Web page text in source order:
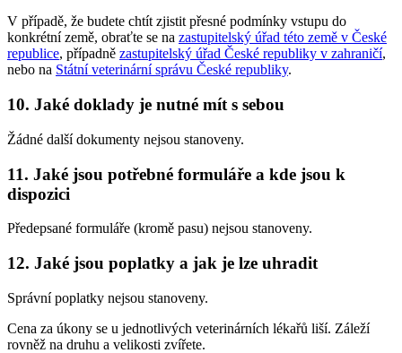
V případě, že budete chtít zjistit přesné podmínky vstupu do
konkrétní země, obraťte se na zastupitelský úřad této země v České
republice, případně zastupitelský úřad České republiky v zahraničí,
nebo na Státní veterinární správu České republiky.
10. Jaké doklady je nutné mít s sebou
Žádné další dokumenty nejsou stanoveny.
11. Jaké jsou potřebné formuláře a kde jsou k
dispozici
Předepsané formuláře (kromě pasu) nejsou stanoveny.
12. Jaké jsou poplatky a jak je lze uhradit
Správní poplatky nejsou stanoveny.
Cena za úkony se u jednotlivých veterinárních lékařů liší. Záleží
rovněž na druhu a velikosti zvířete.